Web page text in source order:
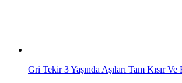
Gri Tekir 3 Yaşında Aşıları Tam Kısır